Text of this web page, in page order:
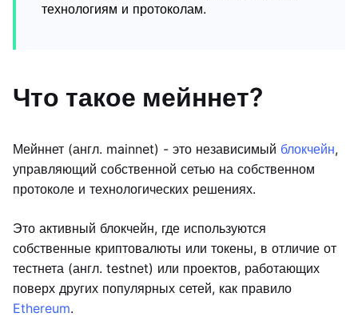
технологиям и протоколам.
Что такое мейннет?
Мейннет (англ. mainnet) - это независимый блокчейн,
управляющий собственной сетью на собственном
протоколе и технологических решениях.
Это активный блокчейн, где используются
собственные криптовалюты или токены, в отличие от
тестнета (англ. testnet) или проектов, работающих
поверх других популярных сетей, как правило
Ethereum.